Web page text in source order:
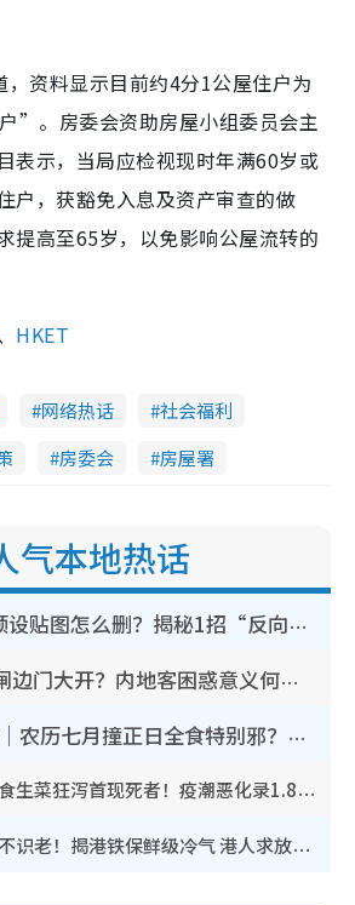
，资料显示目前约4分1公屋住户为
”。房委会资助房屋小组委员会主
表示，当局应检视现时年满60岁或
户，获豁免入息及资产审查的做
提高至65岁，以免影响公屋流转的
HKET
网络热话
社会福利
房委会 房屋署
气本地热话
WhatsApp预设贴图怎么删？揭秘1招“反向操作”还原简洁界面 附3步实测教程
香港山边铁闸边门大开？内地客困惑意义何在！网友神回复：这种叫法理性防御
鬼门开2026｜农历七月撞正日全食特别邪？专家警告切忌做一事！揭4大禁忌+2招保平安
夺命寄生虫｜食生菜狂泻首现死者！疫潮恶化录1.8万宗病例 揭洗菜3大谬误
内地客夸港人不识老！揭港铁保鲜级冷气 港人求放过：别投诉